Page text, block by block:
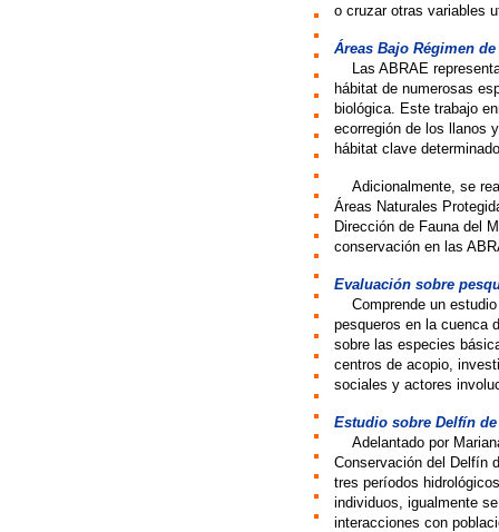
o cruzar otras variables
Áreas Bajo Régimen
Las ABRAE
hábitat de numerosas
biológica. Este trabajo
ecorregión de los llanos
hábitat clave
Adicionalmente, se
Áreas Naturales
Dirección de Fauna del
conservación en las
Evaluación sobre
Comprende un
pesqueros en la cuenca
sobre las especies
centros de acopio,
sociales y actores
Estudio sobre Delfín
Adelantado por
Conservación del Delfín
tres períodos
individuos, igualmente
interacciones con